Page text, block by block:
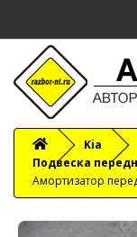
Kia
Подвеска
Амортизатор